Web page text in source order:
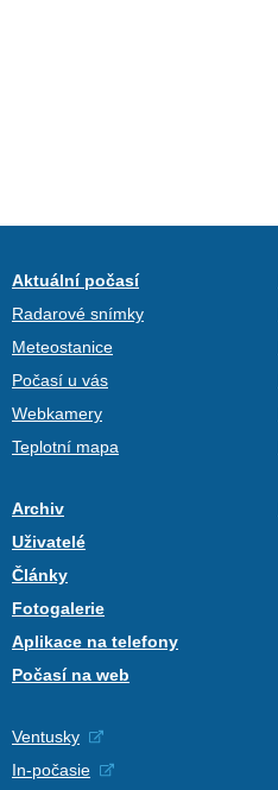
Aktuální počasí
Radarové snímky
Meteostanice
Počasí u vás
Webkamery
Teplotní mapa
Archiv
Uživatelé
Články
Fotogalerie
Aplikace na telefony
Počasí na web
Ventusky
In-počasie